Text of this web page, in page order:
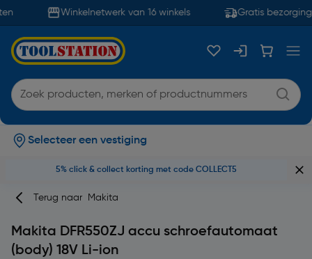
Winkelnetwerk van 16 winkels Gratis bezorging
Selecteer een vestiging
5% click & collect korting met code COLLECT5
Terug naar Makita
Makita DFR550ZJ accu schroefautomaat
(body) 18V Li-ion